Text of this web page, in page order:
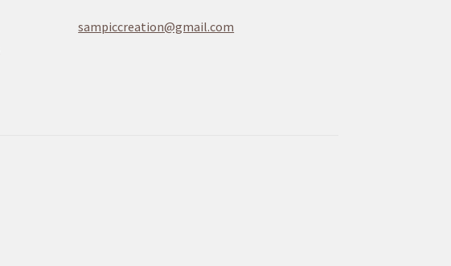
sampiccreation@gmail.com